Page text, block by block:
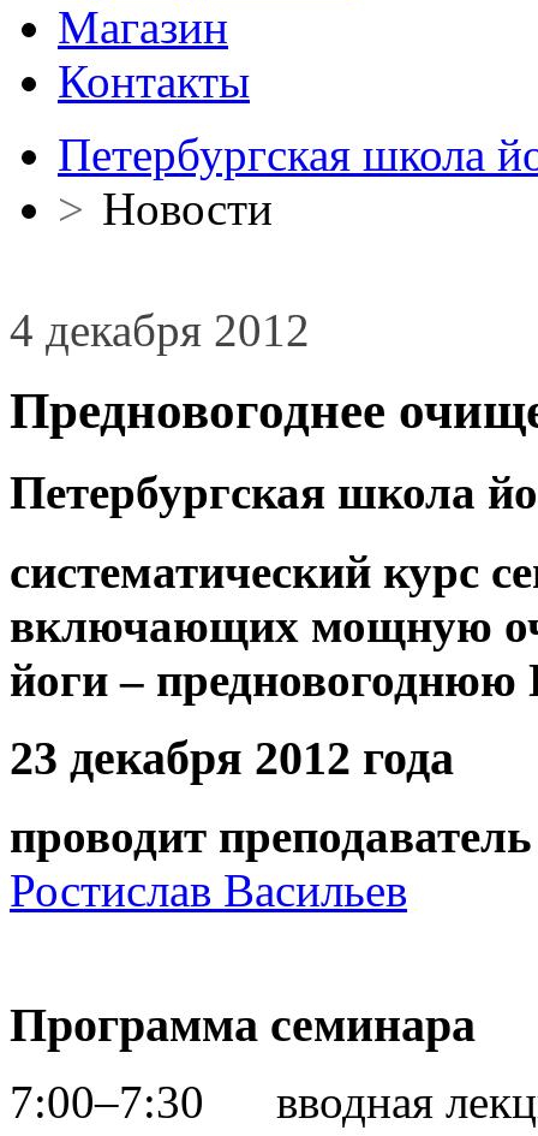
Магазин
Контакты
Петербургская школа
> Новости
4 декабря 2012
Предновогоднее
Петербургская школа
систематический курс
включающих мощную
йоги –
23 декабря 2012 года
проводит
Ростислав Васильев
Программа семинара
7:00–7:30 вводная